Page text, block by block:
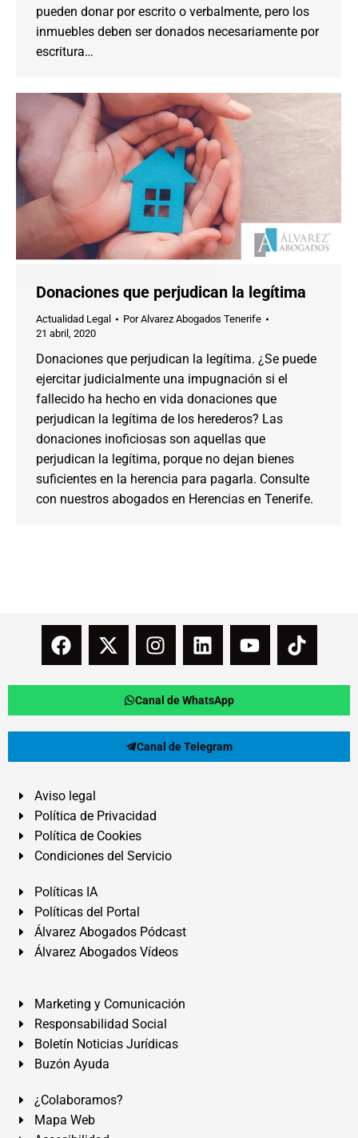
pueden donar por escrito o verbalmente, pero los
inmuebles deben ser donados necesariamente por
escritura…
Donaciones que perjudican la legítima
Actualidad Legal PorAlvarez Abogados Tenerife
21 abril, 2020
Donaciones que perjudican la legítima. ¿Se puede
ejercitar judicialmente una impugnación si el
fallecido ha hecho en vida donaciones que
perjudican la legítima de los herederos? Las
donaciones inoficiosas son aquellas que
perjudican la legítima, porque no dejan bienes
suficientes en la herencia para pagarla. Consulte
con nuestros abogados en Herencias en Tenerife.
Canal de WhatsApp
Canal de Telegram
Aviso legal
Política de Privacidad
Política de Cookies
Condiciones del Servicio
Políticas IA
Políticas del Portal
Álvarez Abogados Pódcast
Álvarez Abogados Vídeos
Marketing y Comunicación
Responsabilidad Social
Boletín Noticias Jurídicas
Buzón Ayuda
¿Colaboramos?
Mapa Web